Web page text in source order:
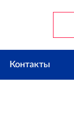
Контакты